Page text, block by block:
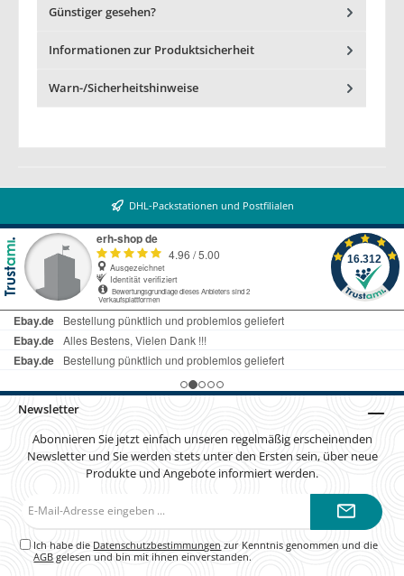
Günstiger gesehen?
Informationen zur Produktsicherheit
Warn-/Sicherheitshinweise
DHL-Packstationen und Postfilialen
Newsletter
Abonnieren Sie jetzt einfach unseren regelmäßig erscheinenden
Newsletter und Sie werden stets unter den Ersten sein, über neue
Produkte und Angebote informiert werden.
Ich habe die Datenschutzbestimmungen zur Kenntnis genommen und die
AGB gelesen und bin mit ihnen einverstanden.